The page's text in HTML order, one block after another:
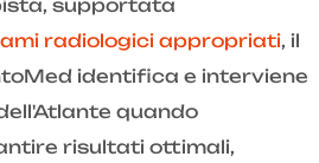
supportata
radiologici appropriati, il
identifica e interviene
quando
risultati ottimali,